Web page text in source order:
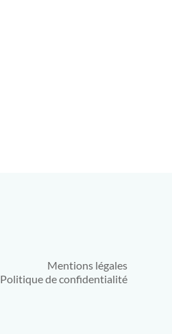
Mentions légales
Politique de confidentialité